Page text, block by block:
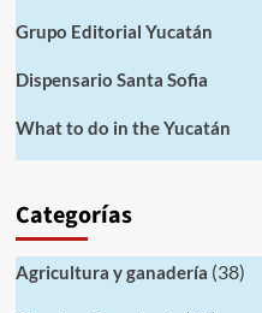
Grupo Editorial Yucatán
Dispensario Santa Sofia
What to do in the Yucatán
Categorías
Agricultura y ganadería (38)